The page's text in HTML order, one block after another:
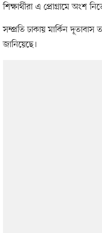
শিক্ষার্থীরা এ প্রোগ্রামে অংশ
সম্প্রতি ঢাকায় মার্কিন
জানিয়েছে।